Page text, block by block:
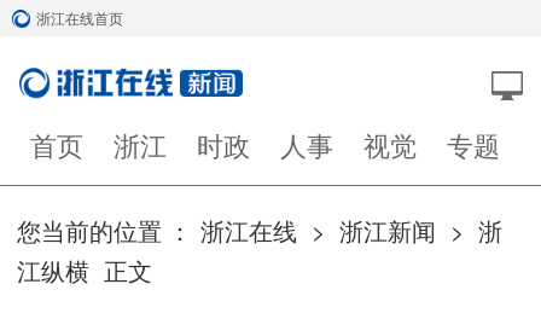
浙江在线首页
首页 浙江 时政 人事 视觉 专题
您当前的位置 ： 浙江在线 > 浙江新闻 > 浙
江纵横 正文